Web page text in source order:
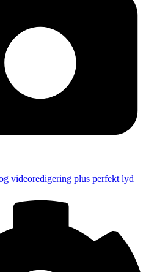
videoredigering plus perfekt lyd